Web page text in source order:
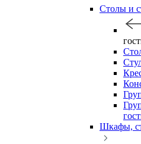
Столы и
Шкафы,